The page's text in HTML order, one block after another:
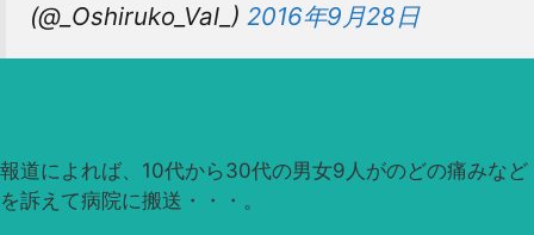
(@_Oshiruko_Val_) 2016年9月28日
報道によれば、10代から30代の男女9人がのどの痛みなど
を訴えて病院に搬送・・・。